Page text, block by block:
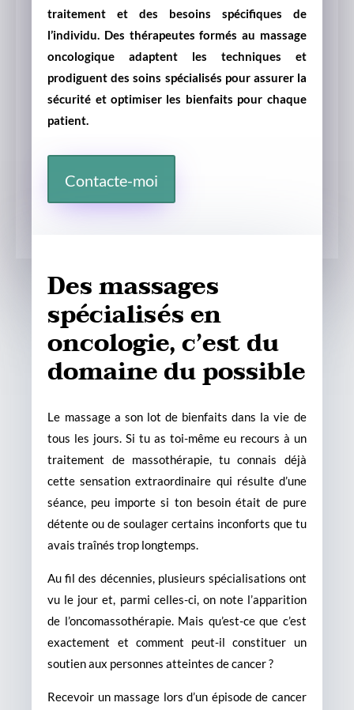
traitement et des besoins spécifiques de
l’individu. Des thérapeutes formés au massage
oncologique adaptent les techniques et
prodiguent des soins spécialisés pour assurer la
sécurité et optimiser les bienfaits pour chaque
patient.
Contacte-moi
Des massages
spécialisés en
oncologie, c’est du
domaine du possible
Le massage a son lot de bienfaits dans la vie de
tous les jours. Si tu as toi-même eu recours à un
traitement de massothérapie, tu connais déjà
cette sensation extraordinaire qui résulte d’une
séance, peu importe si ton besoin était de pure
détente ou de soulager certains inconforts que tu
avais traînés trop longtemps.
Au fil des décennies, plusieurs spécialisations ont
vu le jour et, parmi celles-ci, on note l’apparition
de l’oncomassothérapie. Mais qu’est-ce que c’est
exactement et comment peut-il constituer un
soutien aux personnes atteintes de cancer ?
Recevoir un massage lors d’un épisode de cancer